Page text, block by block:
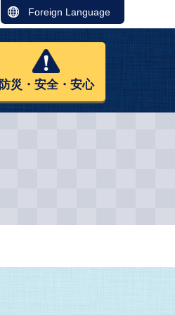
Foreign Language
防災・安全・安心